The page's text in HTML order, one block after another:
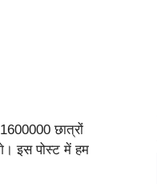
छात्रों
इस पोस्ट में हम